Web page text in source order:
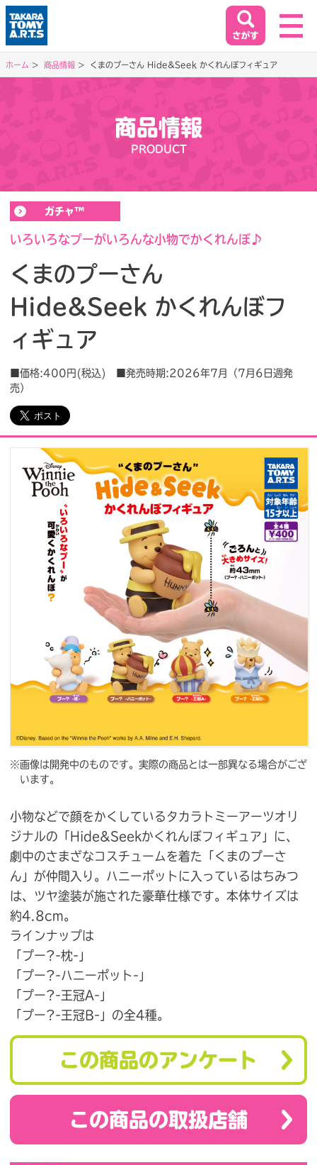
イベント&キャンペーン
EVENT&CAMPAIGN
お客様相談室
SUPPORT
会社情報
ビジネスのお客様
閉じる
閉じる
ホーム 商品情報 くまのプーさん Hide&Seek かくれんぼフィギュア
商品情報
PRODUCT
ガチャ™
いろいろなプーがいろんな小物でかくれんぼ♪
くまのプーさん
Hide&Seek かくれんぼフ
ィギュア
■価格:400円(税込) ■発売時期:2026年7月（7月6日週発
売）
※画像は開発中のものです。実際の商品とは一部異なる場合がござ
います。
小物などで顔をかくしているタカラトミーアーツオリ
ジナルの「Hide&Seekかくれんぼフィギュア」に、
劇中のさまざなコスチュームを着た「くまのプーさ
ん」が仲間入り。ハニーポットに入っているはちみつ
は、ツヤ塗装が施された豪華仕様です。本体サイズは
約4.8cm。
ラインナップは
「プー?-枕-」
「プー?-ハニーポット-」
「プー?-王冠A-」
「プー?-王冠B-」の全4種。
この商品のアンケート
この商品の取扱店舗